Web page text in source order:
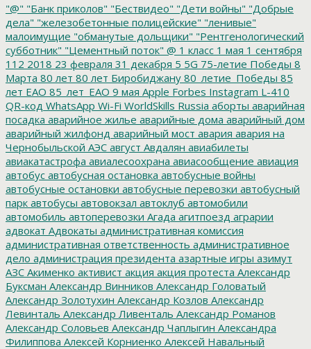
"@" "Банк приколов" "Бествидео" "Дети войны" "Добрые
дела" "железобетонные полицейские" "ленивые"
малоимущие "обманутые дольщики" "Рентгенологический
субботник" "Цементный поток" @ 1 класс 1 мая 1 сентября
112 2018 23 февраля 31 декабря 5 5G 75-летие Победы 8
Марта 80 лет 80 лет Биробиджану 80_летие_Победы 85
лет ЕАО 85_лет_ЕАО 9 мая Apple Forbes Instagram L-410
QR-код WhatsApp Wi-Fi WorldSkills Russia аборты аварийная
посадка аварийное жилье аварийные дома аварийный дом
аварийный жилфонд аварийный мост авария авария на
Чернобыльской АЭС август Авдалян авиабилеты
авиакатастрофа авиалесоохрана авиасообщение авиация
автобус автобусная остановка автобусные войны
автобусные остановки автобусные перевозки автобусный
парк автобусы автовокзал автоклуб автомобили
автомобиль автоперевозки Агада агитпоезд аграрии
адвокат Адвокаты административная комиссия
административная ответственность административное
дело администрация президента азартные игры азимут
АЗС Акименко активист акция акция протеста Александр
Буксман Александр Винников Александр Головатый
Александр Золотухин Александр Козлов Александр
Левинталь Александр Ливенталь Александр Романов
Александр Соловьев Александр Чаплыгин Александра
Филиппова Алексей Корниенко Алексей Навальный